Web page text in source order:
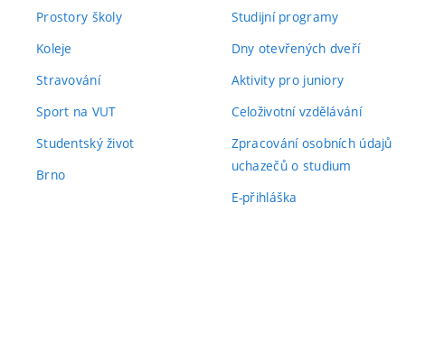
Prostory školy
Koleje
Stravování
Sport na VUT
Studentský život
Brno
Studijní programy
Dny otevřených dveří
Aktivity pro juniory
Celoživotní vzdělávání
Zpracování osobních údajů
uchazečů o studium
E-přihláška